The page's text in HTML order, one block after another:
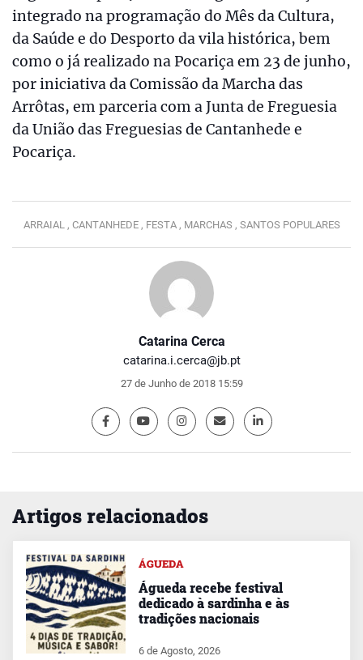
Catarina Cerca
catarina.i.cerca@jb.pt
27 de Junho de 2018 15:59
integrado na programação do Mês da Cultura,
da Saúde e do Desporto da vila histórica, bem
como o já realizado na Pocariça em 23 de junho,
por iniciativa da Comissão da Marcha das
Arrôtas, em parceria com a Junta de Freguesia
da União das Freguesias de Cantanhede e
Pocariça.
ARRAIAL , CANTANHEDE , FESTA , MARCHAS , SANTOS POPULARES
Artigos relacionados
ÁGUEDA
Águeda recebe festival
dedicado à sardinha e às
tradições nacionais
6 de Agosto, 2026